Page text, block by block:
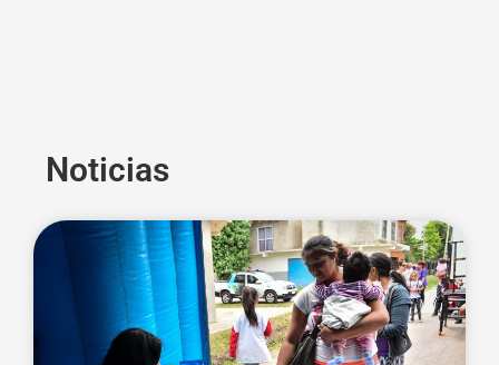
Noticias